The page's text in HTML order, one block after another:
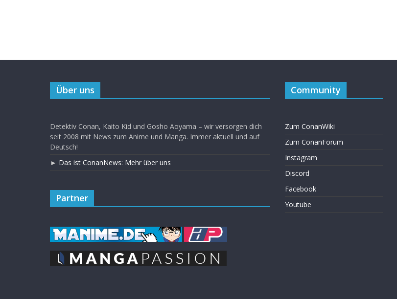
Über uns
Detektiv Conan, Kaito Kid und Gosho Aoyama – wir versorgen dich
seit 2008 mit News zum Anime und Manga. Immer aktuell und auf
Deutsch!
► Das ist ConanNews: Mehr über uns
Partner
Community
Zum ConanWiki
Zum ConanForum
Instagram
Discord
Facebook
Youtube